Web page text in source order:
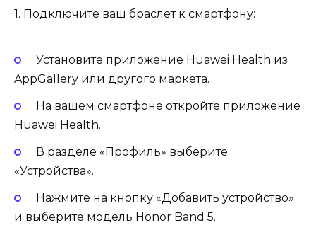
1. Подключите ваш браслет к смартфону:
Установите приложение Huawei Health из
AppGallery или другого маркета.
На вашем смартфоне откройте приложение
Huawei Health.
В разделе «Профиль» выберите
«Устройства».
Нажмите на кнопку «Добавить устройство»
и выберите модель Honor Band 5.